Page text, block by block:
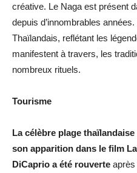
créative. Le Naga est présent
depuis d’innombrables
Thaïlandais, reflétant les
manifestent à travers, les
nombreux rituels.
Tourisme
La célèbre plage
son apparition dans le film
DiCaprio a été rouverte après